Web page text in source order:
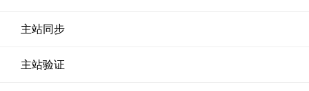
主站同步
主站验证